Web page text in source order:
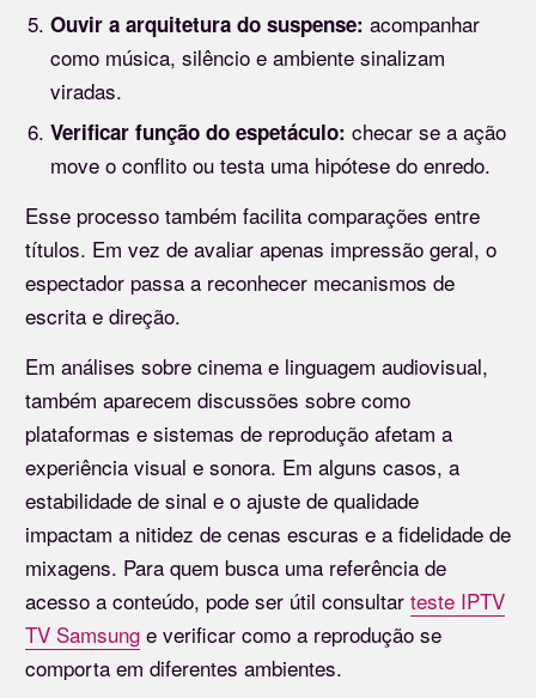
Ouvir a arquitetura do suspense: acompanhar
como música, silêncio e ambiente sinalizam
viradas.
Verificar função do espetáculo: checar se a ação
move o conflito ou testa uma hipótese do enredo.
Esse processo também facilita comparações entre
títulos. Em vez de avaliar apenas impressão geral, o
espectador passa a reconhecer mecanismos de
escrita e direção.
Em análises sobre cinema e linguagem audiovisual,
também aparecem discussões sobre como
plataformas e sistemas de reprodução afetam a
experiência visual e sonora. Em alguns casos, a
estabilidade de sinal e o ajuste de qualidade
impactam a nitidez de cenas escuras e a fidelidade de
mixagens. Para quem busca uma referência de
acesso a conteúdo, pode ser útil consultar teste IPTV
TV Samsung e verificar como a reprodução se
comporta em diferentes ambientes.